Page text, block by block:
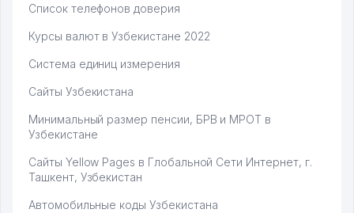
Список телефонов доверия
Курсы валют в Узбекистане 2022
Система единиц измерения
Сайты Узбекистана
Минимальный размер пенсии, БРВ и МРОТ в
Узбекистане
Сайты Yellow Pages в Глобальной Сети Интернет, г.
Ташкент, Узбекистан
Автомобильные коды Узбекистана